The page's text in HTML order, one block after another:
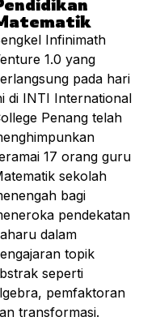
Infinimath
1.0 yang
pada hari
di INTI International
Penang telah
17 orang guru
sekolah
bagi
pendekatan
dalam
topik
seperti
pemfaktoran
transformasi.